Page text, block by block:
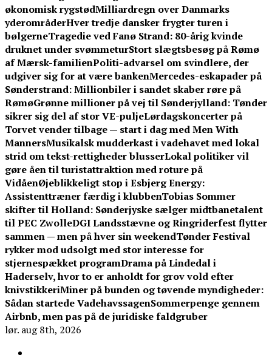
økonomisk rygstødMilliardregn over Danmarks
yderområderHver tredje dansker frygter turen i
bølgerneTragedie ved Fanø Strand: 80-årig kvinde
druknet under svømmeturStort slægtsbesøg på Rømø
af Mærsk-familienPoliti-advarsel om svindlere, der
udgiver sig for at være bankenMercedes-eskapader på
Sønderstrand: Millionbiler i sandet skaber røre på
RømøGrønne millioner på vej til Sønderjylland: Tønder
sikrer sig del af stor VE-puljeLørdagskoncerter på
Torvet vender tilbage — start i dag med Men With
MannersMusikalsk mudderkast i vadehavet med lokal
strid om tekst-rettigheder blusserLokal politiker vil
gøre åen til turistattraktion med roture på
VidåenØjeblikkeligt stop i Esbjerg Energy:
Assistenttræner færdig i klubbenTobias Sommer
skifter til Holland: Sønderjyske sælger midtbanetalent
til PEC ZwolleDGI Landsstævne og Ringriderfest flytter
sammen — men på hver sin weekendTønder Festival
rykker mod udsolgt med stor interesse for
stjernespækket programDrama på Lindedal i
Haderselv, hvor to er anholdt for grov vold efter
knivstikkeriMiner på bunden og tøvende myndigheder:
Sådan startede VadehavssagenSommerpenge gennem
Airbnb, men pas på de juridiske faldgruber
lør. aug 8th, 2026